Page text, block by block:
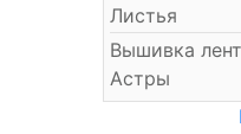
Листья
Вышивка
Астры